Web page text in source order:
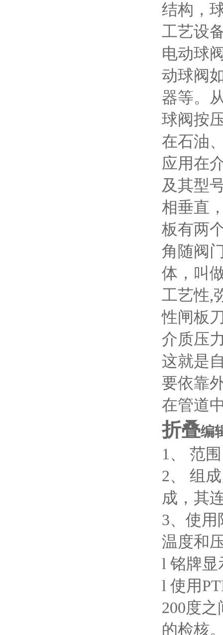
结构，
工艺设
电动球
动球阀
器等。
球阀按
在石油
应用在
及其型
相垂直
板有两
角随阀
体，叫
工艺性,
性闸板
介质压
这就是
要依靠
在管道
折叠编
1、 范
2、 组
成，其
3、使用
温度和
l 铭牌显
l 使用
200度
的检核